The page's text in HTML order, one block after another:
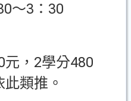
～3：30
元，2學分480
類推。